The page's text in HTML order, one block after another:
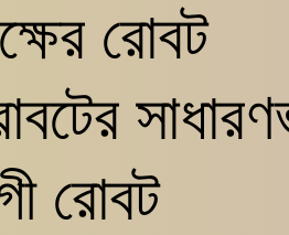
রোবট
রোবট